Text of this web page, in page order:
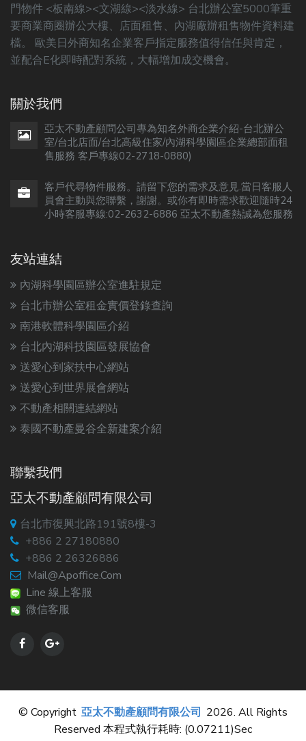
門物件 <板南線><文湖線><淡水線> 台北辦公室5000筆重
要商業商圈辦公大樓、店面租售、內湖廠辦租售物件資料建
檔。 歐美日外商知名企業客戶指定服務值得信任與肯定，
並配合E化即時配對系統，大幅增加成交機會。
關於我們
亞太不動產顧問公司專為知名外商企業介紹-台北辦公
室/台北店面/台北高級住家/內湖科學園區企業總部面租
售服務 客戶專線02-2718-0880)
客戶代尋物件服務。請留下您的需求及意見.當日客服人
員會主動與您聯繫，謝謝。或你有即時需求歡迎隨時24
小時客服專線:02-2632-6886 亞太不動產熱誠為您服務
友站連結
內湖科學園區辦公室進駐規定
台北市辦公室租金實價登錄查詢
南港軟體科學園區介紹
台北內湖科技園區發展協會
送愛心到家扶中心網站
送愛心到世界展會網站
不動產相關連結網站
泰國不動產曼谷全新建案介紹
聯繫我們
亞太不動產顧問有限公司
台北市復興北路191號8樓-3
+886 2 27180880
+886 2 26326886
Mail@apoffice.com
Line 線上客服
微信客服
© Copyright 亞太不動產顧問有限公司 2026. All Rights
Reserved 本程式執行耗時: (0.07211)sec